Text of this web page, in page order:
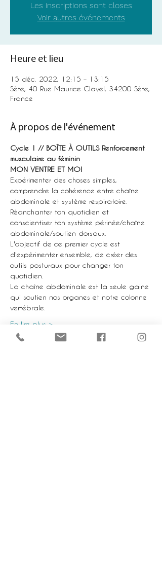
Les inscriptions sont closes
Voir autres événements
Heure et lieu
15 déc. 2022, 12:15 – 13:15
Sète, 40 Rue Maurice Clavel, 34200 Sète,
France
À propos de l'événement
Cycle 1 // BOÎTE À OUTILS Renforcement
musculaire au féminin
MON VENTRE ET MOI
Expérimenter des choses simples,
comprendre la cohérence entre chaîne
abdominale et système respiratoire.
Réanchanter ton quotidien et
conscientiser ton système périnée/chaîne
abdominale/soutien dorsaux.
L'objectif de ce premier cycle est
d'expérimenter ensemble, de créer des
outils posturaux pour changer ton
quotidien.
La chaîne abdominale est la seule gaine
qui soutien nos organes et notre colonne
vertébrale.
En lire plus >